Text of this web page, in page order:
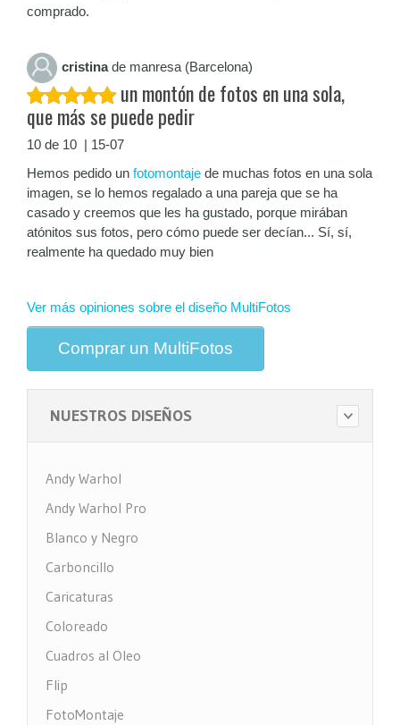
comprado.
cristinade manresa (Barcelona)
un montón de fotos en una sola,
que más se puede pedir
10 de 10 | 15-07
Hemos pedido un fotomontaje de muchas fotos en una sola
imagen, se lo hemos regalado a una pareja que se ha
casado y creemos que les ha gustado, porque mirában
atónitos sus fotos, pero cómo puede ser decían... Sí, sí,
realmente ha quedado muy bien
Ver más opiniones sobre el diseño MultiFotos
Comprar un MultiFotos
NUESTROS DISEÑOS
Andy Warhol
Andy Warhol Pro
Blanco y Negro
Carboncillo
Caricaturas
Coloreado
Cuadros al Oleo
Flip
FotoMontaje